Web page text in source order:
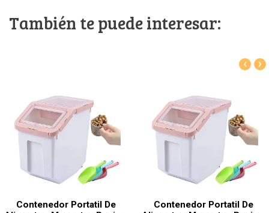
También te puede interesar:
Contenedor Portatil De
Contenedor Portatil De
‹ ›